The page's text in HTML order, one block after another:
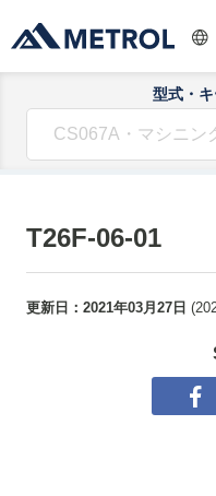
型式・
T26F-06-01
更新日： 2021年03月27日 (